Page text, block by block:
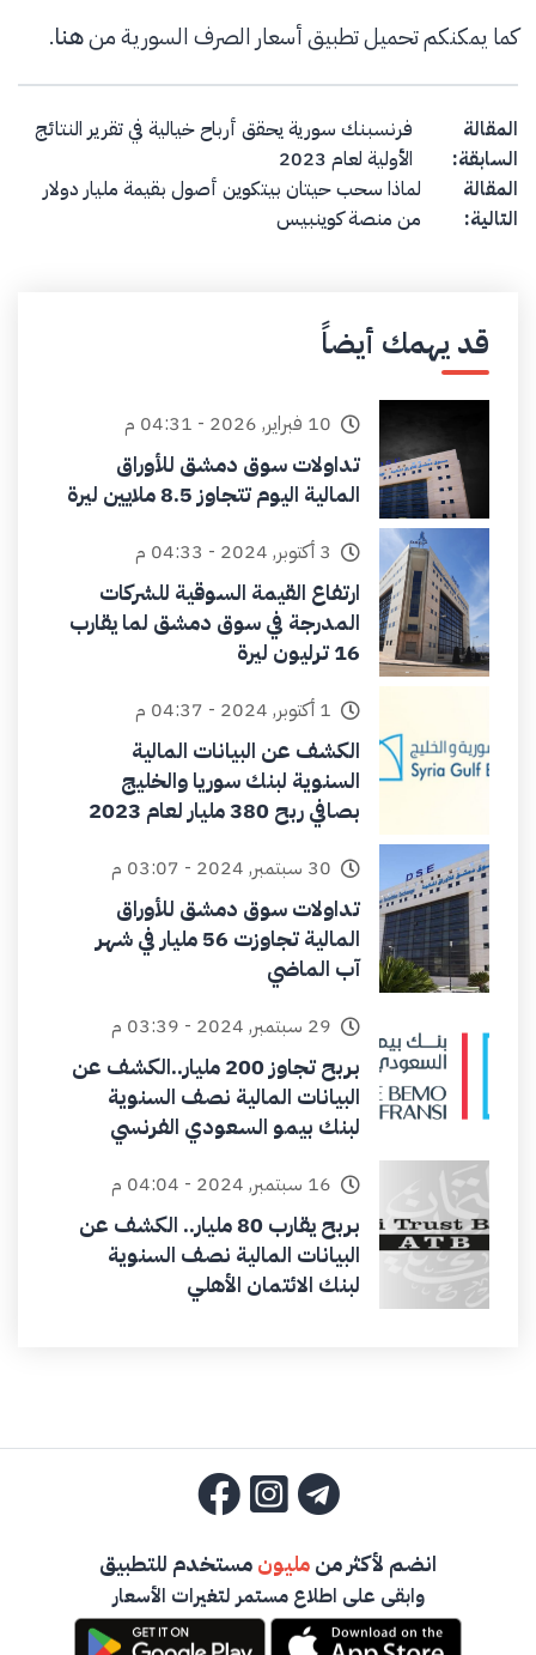
كما يمكنكم تحميل تطبيق أسعار الصرف السورية منهنا.
Post navigation
المقالة
السابقة:
فرنسبنك سورية يحقق أرباح خيالية في تقرير النتائج
الأولية لعام 2023
المقالة
التالية:
لماذا سحب حيتان بيتكوين أصول بقيمة مليار دولار
من منصة كوينبيس
قد يهمك أيضاً
10 فبراير, 2026 - 04:31 م
تداولات سوق دمشق للأوراق
المالية اليوم تتجاوز 8.5 ملايين ليرة
3 أكتوبر, 2024 - 04:33 م
ارتفاع القيمة السوقية للشركات
المدرجة في سوق دمشق لما يقارب
16 ترليون ليرة
1 أكتوبر, 2024 - 04:37 م
الكشف عن البيانات المالية
السنوية لبنك سوريا والخليج
بصافي ربح 380 مليار لعام 2023
30 سبتمبر, 2024 - 03:07 م
تداولات سوق دمشق للأوراق
المالية تجاوزت 56 مليار في شهر
آب الماضي
29 سبتمبر, 2024 - 03:39 م
بربح تجاوز 200 مليار..الكشف عن
البيانات المالية نصف السنوية
لبنك بيمو السعودي الفرنسي
16 سبتمبر, 2024 - 04:04 م
بربح يقارب 80 مليار.. الكشف عن
البيانات المالية نصف السنوية
لبنك الائتمان الأهلي
انضم لأكثر منمليونمستخدم للتطبيق
وابقى على اطلاع مستمر لتغيرات الأسعار